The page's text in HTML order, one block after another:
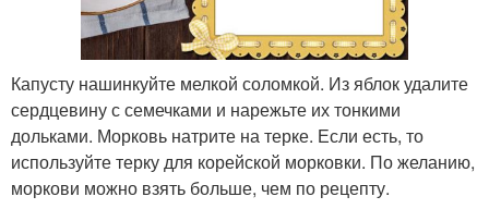
Капусту нашинкуйте мелкой соломкой. Из яблок удалите
сердцевину с семечками и нарежьте их тонкими
дольками. Морковь натрите на терке. Если есть, то
используйте терку для корейской морковки. По желанию,
моркови можно взять больше, чем по рецепту.